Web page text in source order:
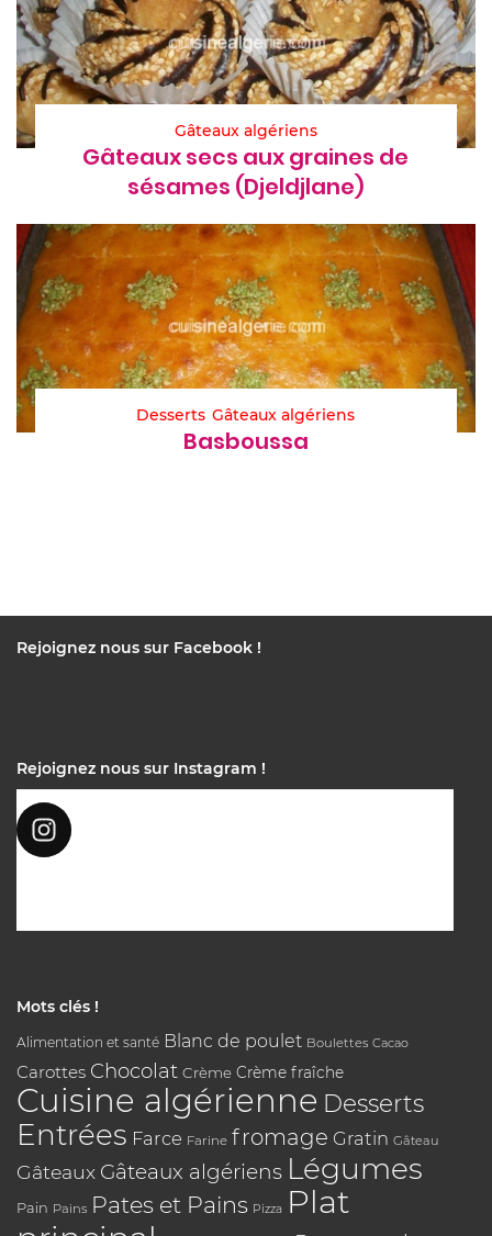
Gâteaux algériens
Gâteaux secs aux graines de
sésames (Djeldjlane)
Desserts Gâteaux algériens
Basboussa
Rejoignez nous sur Facebook !
Rejoignez nous sur Instagram !
Mots clés !
Alimentation et santé Blanc de poulet Boulettes Cacao
Carottes Chocolat Crème Crème fraîche
Cuisine algérienne Desserts
Entrées Farce Farine fromage Gratin Gâteau
Gâteaux Gâteaux algériens Légumes
Pain Pains Pates et Pains Pizza Plat